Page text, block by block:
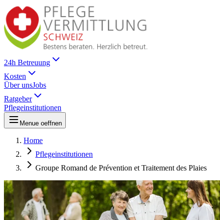
24h Betreuung
Kosten
Über unsJobs
Ratgeber
Pflegeinstitutionen
Menue oeffnen
Home
Pflegeinstitutionen
Groupe Romand de Prévention et Traitement des Plaies